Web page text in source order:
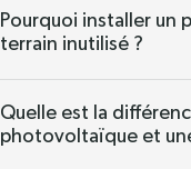
Pourquoi installer un
terrain inutilisé ?
Quelle est la
photovoltaïque et